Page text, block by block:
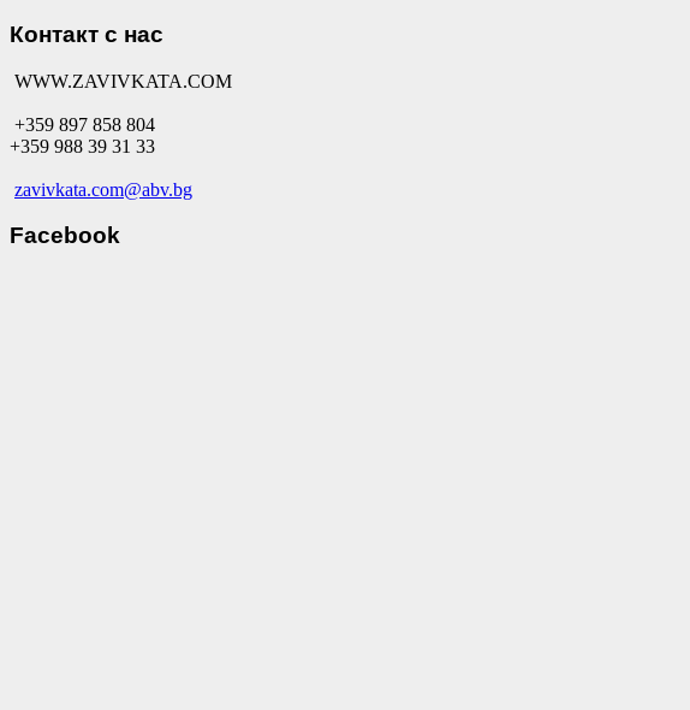
Контакт с нас
WWW.ZAVIVKATA.COM
+359 897 858 804
+359 988 39 31 33
zavivkata.com@abv.bg
Facebook